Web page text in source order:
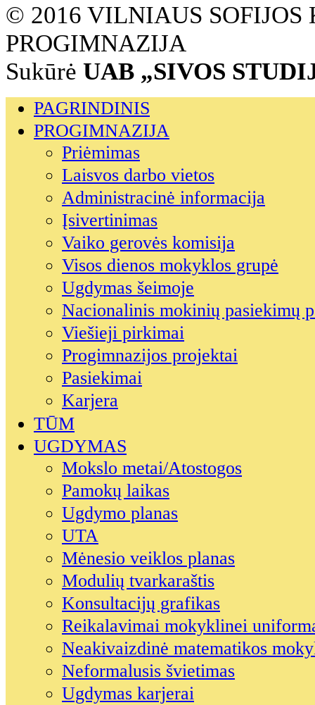
© 2016 VILNIAUS SOFIJOS
PROGIMNAZIJA
Sukūrė UAB „SIVOS
PAGRINDINIS
PROGIMNAZIJA
Priėmimas
Laisvos darbo vietos
Administracinė informacija
Įsivertinimas
Vaiko gerovės komisija
Visos dienos mokyklos grupė
Ugdymas šeimoje
Nacionalinis mokinių pasiekimų
Viešieji pirkimai
Progimnazijos projektai
Pasiekimai
Karjera
TŪM
UGDYMAS
Mokslo metai/Atostogos
Pamokų laikas
Ugdymo planas
UTA
Mėnesio veiklos planas
Modulių tvarkaraštis
Konsultacijų grafikas
Reikalavimai mokyklinei
Neakivaizdinė matematikos
Neformalusis švietimas
Ugdymas karjerai